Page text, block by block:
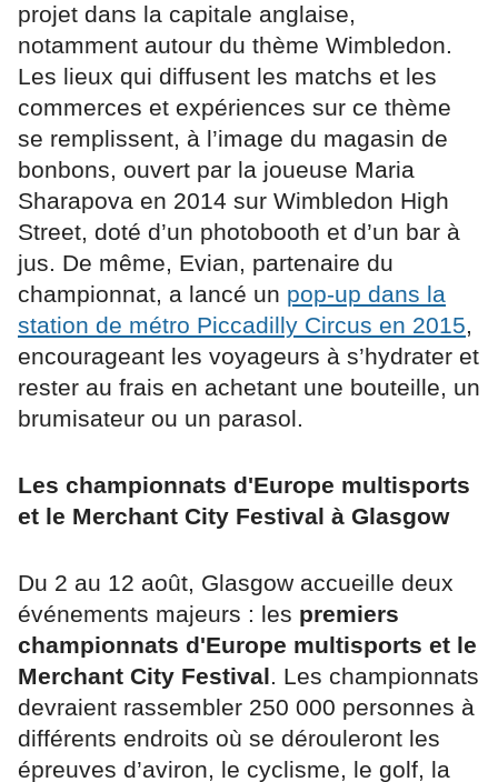
projet dans la capitale anglaise,
notamment autour du thème Wimbledon.
Les lieux qui diffusent les matchs et les
commerces et expériences sur ce thème
se remplissent, à l’image du magasin de
bonbons, ouvert par la joueuse Maria
Sharapova en 2014 sur Wimbledon High
Street, doté d’un photobooth et d’un bar à
jus. De même, Evian, partenaire du
championnat, a lancé un pop-up dans la
station de métro Piccadilly Circus en 2015,
encourageant les voyageurs à s’hydrater et
rester au frais en achetant une bouteille, un
brumisateur ou un parasol.
Les championnats d'Europe multisports
et le Merchant City Festival à Glasgow
Du 2 au 12 août, Glasgow accueille deux
événements majeurs : les premiers
championnats d'Europe multisports et le
Merchant City Festival. Les championnats
devraient rassembler 250 000 personnes à
différents endroits où se dérouleront les
épreuves d’aviron, le cyclisme, le golf, la